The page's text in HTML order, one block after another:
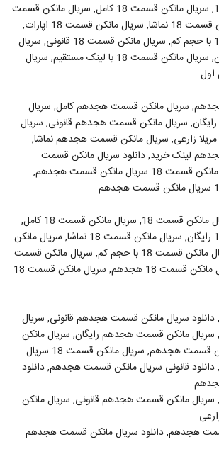
سریال مانکن قسمت 18, سریال مانکن قسمت 18 کامل, سریال مانکن قسمت
18 رایگان, سریال مانکن قسمت 18 نماشا, سریال مانکن قسمت 18 اپارات,
سریال مانکن قسمت 18 با حجم کم, سریال مانکن قسمت 18 قانونی, سریال
مانکن قسمت 18 آنلاین, سریال مانکن قسمت 18 با لینک مستقیم, سریال
سریال مانکن قسمت هجدهم کامل, سریال
سریال مانکن قسمت هجدهم قانونی, سریال
زارعی, سریال مانکن قسمت هجدهم نماشا,
لینک خرید, دانلود سریال مانکن قسمت
هجدهم قانونی, سریال مانکن قسمت 18 سریال مانکن قسمت هجدهم,
مانکن قسمت 18, سریال مانکن قسمت 18, سریال مانکن قسمت 18 کامل,
سریال مانکن قسمت 18 رایگان, سریال مانکن قسمت 18 نماشا, سریال مانکن
قسمت 18 اپارات, سریال مانکن قسمت 18 با حجم کم, سریال مانکن قسمت
18 قانونی, دانلود سریال مانکن قسمت 18 هجدهم, سریال مانکن قسمت 18
سریال مانکن قسمت هجدهم قانونی, سریال
مانکن قسمت هجدهم رایگان, سریال مانکن
قسمت 18 سریال مانکن قسمت هجدهم, سریال مانکن قسمت 18 سریال
قانونی سریال مانکن قسمت هجدهم, دانلود
مانکن قسمت هجدهم قانونی, سریال مانکن
هجدهم, دانلود سریال مانکن قسمت هجدهم